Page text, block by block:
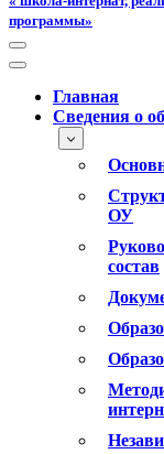
программы»
Меню
навигации
Меню
навигацииГлавная
Сведения о
ОУ
состав